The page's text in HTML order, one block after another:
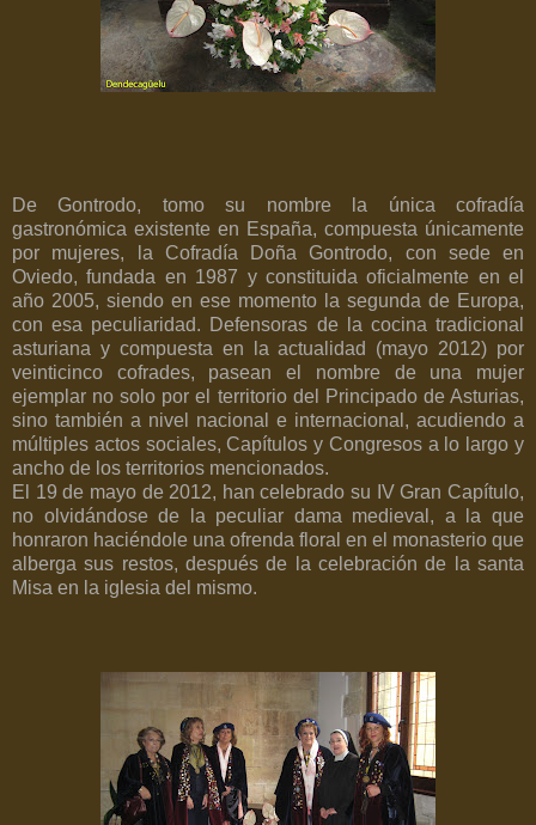
De Gontrodo, tomo su nombre la única cofradía
gastronómica existente en España, compuesta únicamente
por mujeres, la Cofradía Doña Gontrodo, con sede en
Oviedo, fundada en 1987 y constituida oficialmente en el
año 2005, siendo en ese momento la segunda de Europa,
con esa peculiaridad. Defensoras de la cocina tradicional
asturiana y compuesta en la actualidad (mayo 2012) por
veinticinco cofrades, pasean el nombre de una mujer
ejemplar no solo por el territorio del Principado de Asturias,
sino también a nivel nacional e internacional, acudiendo a
múltiples actos sociales, Capítulos y Congresos a lo largo y
ancho de los territorios mencionados.
El 19 de mayo de 2012, han celebrado su IV Gran Capítulo,
no olvidándose de la peculiar dama medieval, a la que
honraron haciéndole una ofrenda floral en el monasterio que
alberga sus restos, después de la celebración de la santa
Misa en la iglesia del mismo.